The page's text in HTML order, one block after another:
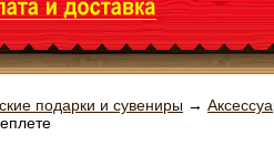
подарки и сувениры →